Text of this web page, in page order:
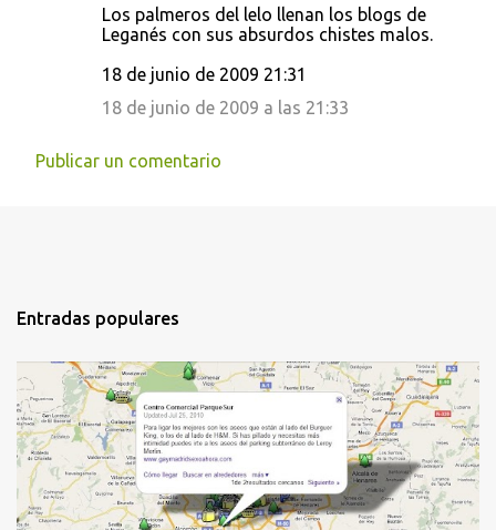
Los palmeros del lelo llenan los blogs de
Leganés con sus absurdos chistes malos.
18 de junio de 2009 21:31
18 de junio de 2009 a las 21:33
Publicar un comentario
Entradas populares